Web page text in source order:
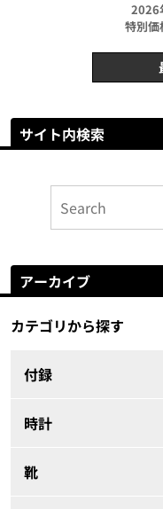
2026
特別価
サイト内検索
アーカイブ
カテゴリから探す
付録
時計
靴